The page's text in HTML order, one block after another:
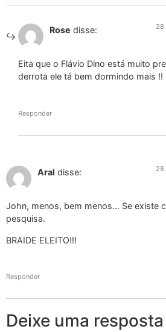
Rose disse: 28
Eita que o Flávio Dino está muito
derrota ele tá bem dormindo mais !!
Responder
Aral disse: 28
John, menos, bem menos… Se existe
pesquisa.
BRAIDE ELEITO!!!
Responder
Deixe uma resposta